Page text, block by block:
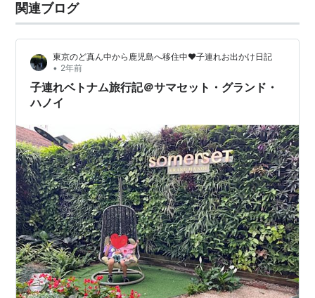
関連ブログ
東京のど真ん中から鹿児島へ移住中❤︎子連れお出かけ日記
• 2年前
子連れベトナム旅行記＠サマセット・グランド・
ハノイ